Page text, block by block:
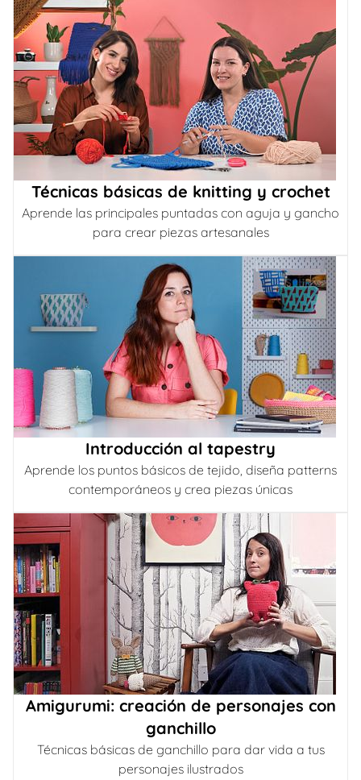
Técnicas básicas de knitting y crochet
Aprende las principales puntadas con aguja y gancho
para crear piezas artesanales
Introducción al tapestry
Aprende los puntos básicos de tejido, diseña patterns
contemporáneos y crea piezas únicas
Amigurumi: creación de personajes con
ganchillo
Técnicas básicas de ganchillo para dar vida a tus
personajes ilustrados